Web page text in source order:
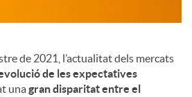
de 2021, l’actualitat dels mercats
de les expectatives
unagran disparitat entre el